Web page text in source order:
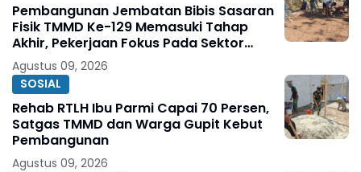
Pembangunan Jembatan Bibis Sasaran
Fisik TMMD Ke-129 Memasuki Tahap
Akhir, Pekerjaan Fokus Pada Sektor
Pendukung Jembatan
Agustus 09, 2026
SOSIAL
Rehab RTLH Ibu Parmi Capai 70 Persen,
Satgas TMMD dan Warga Gupit Kebut
Pembangunan
Agustus 09, 2026